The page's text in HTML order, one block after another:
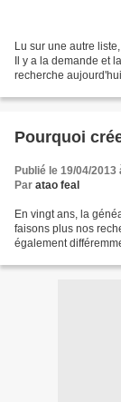
Lu sur une autre
Il y a la demande et
recherche
Pourquoi
Publié le 19/04/2013
Par atao feal
En vingt ans, la
faisons plus nos
également